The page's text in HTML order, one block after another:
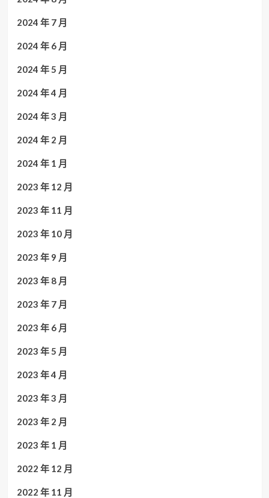
2024 年 7 月
2024 年 6 月
2024 年 5 月
2024 年 4 月
2024 年 3 月
2024 年 2 月
2024 年 1 月
2023 年 12 月
2023 年 11 月
2023 年 10 月
2023 年 9 月
2023 年 8 月
2023 年 7 月
2023 年 6 月
2023 年 5 月
2023 年 4 月
2023 年 3 月
2023 年 2 月
2023 年 1 月
2022 年 12 月
2022 年 11 月